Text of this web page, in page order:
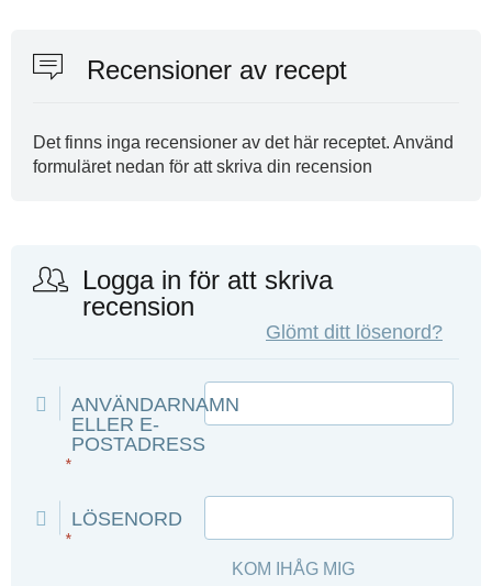
Recensioner av recept
Det finns inga recensioner av det här receptet. Använd
formuläret nedan för att skriva din recension
Logga in för att skriva
recension
Glömt ditt lösenord?
ANVÄNDARNAMN
ELLER E-
POSTADRESS
*
LÖSENORD
*
KOM IHÅG MIG